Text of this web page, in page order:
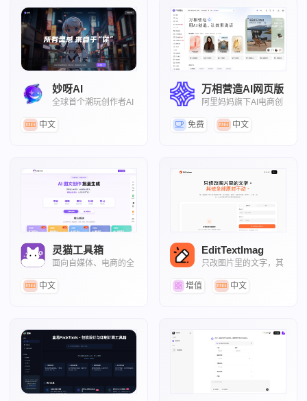
妙呀AI
全球首个潮玩创作者AI
中文
万相营造AI网页版
阿里妈妈旗下AI电商创
免费
中文
灵猫工具箱
面向自媒体、电商的全
中文
EditTextImag
只改图片里的文字，其
增值
中文